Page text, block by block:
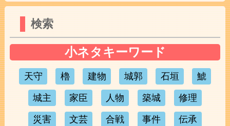
検索
小ネタキーワード
天守 櫓 建物 城郭 石垣 鯱
城主 家臣 人物 築城 修理
災害 文芸 合戦 事件 伝承